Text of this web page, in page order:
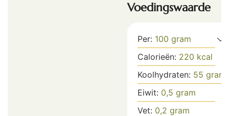
Voedingswaarde
Per: 100 gram
Calorieën: 220 kcal
Koolhydraten: 55 gram
Eiwit: 0,5 gram
Vet: 0,2 gram